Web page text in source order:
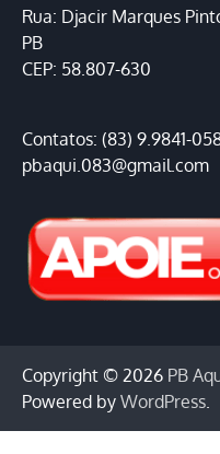
Rua: Djacir Marques
PB
CEP: 58.807-630
Contatos: (83) 9.9841-
pbaqui.083@gmail.com
Copyright © 2026 PB
Powered by WordPress.